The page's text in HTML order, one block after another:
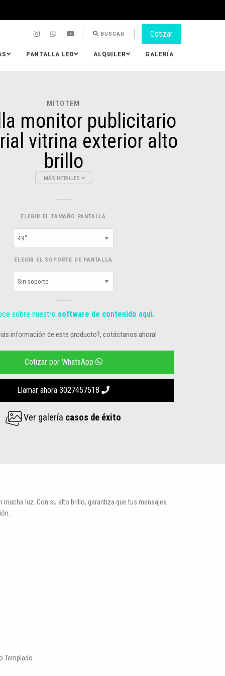
BUSCAR Cotizar
PANTALLA LED ALQUILER GALERÍA
MITOTEM
monitor publicitario
vitrina exterior alto
brillo
MÁS DETALLES
ELEGIR EL TAMAÑO PANTALLA
ELEGIR EL SOPORTE DE PANTALLA
sobre nuestro software de contenido aquí.
información de este producto?, cotáctanos ahora!
Cotizar por WhatsApp
Llamar ahora 3027457518
Ver galería casos de éxito
luz. Con su alto brillo, garantiza que tus mensajes
Templado